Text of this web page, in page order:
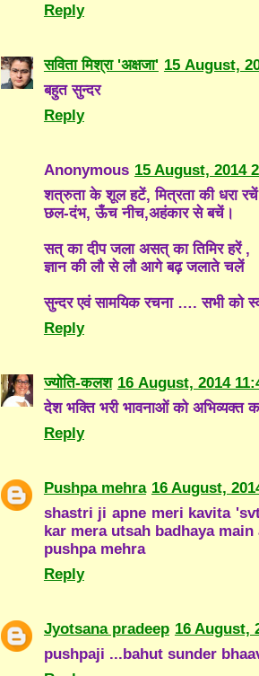
Reply
सविता मिश्रा 'अक्षजा' 15 August,
बहुत सुन्दर
Reply
Anonymous 15 August, 2014
शत्रुता के शूल हटें, मित्रता की धरा
छल-दंभ, ऊँच नीच,अहंकार से बचें।
सत् का दीप जला असत् का तिमिर हरें ,
ज्ञान की लौ से लौ आगे बढ़ जलाते चलें
सुन्दर एवं सामयिक रचना …. सभी को
Reply
ज्योति-कलश 16 August, 2014
देश भक्ति भरी भावनाओं को अभिव्यक्त
Reply
Pushpa mehra 16 August,
shastri ji apne meri kavita
kar mera utsah badhaya
pushpa mehra
Reply
Jyotsana pradeep 16 August,
pushpaji ...bahut sunder